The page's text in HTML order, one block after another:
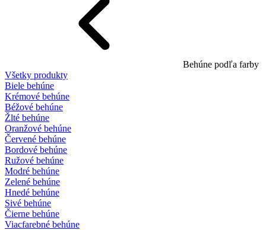
Behúne podľa farby
Všetky produkty
Biele behúne
Krémové behúne
Béžové behúne
Žlté behúne
Oranžové behúne
Červené behúne
Bordové behúne
Ružové behúne
Modré behúne
Zelené behúne
Hnedé behúne
Sivé behúne
Čierne behúne
Viacfarebné behúne